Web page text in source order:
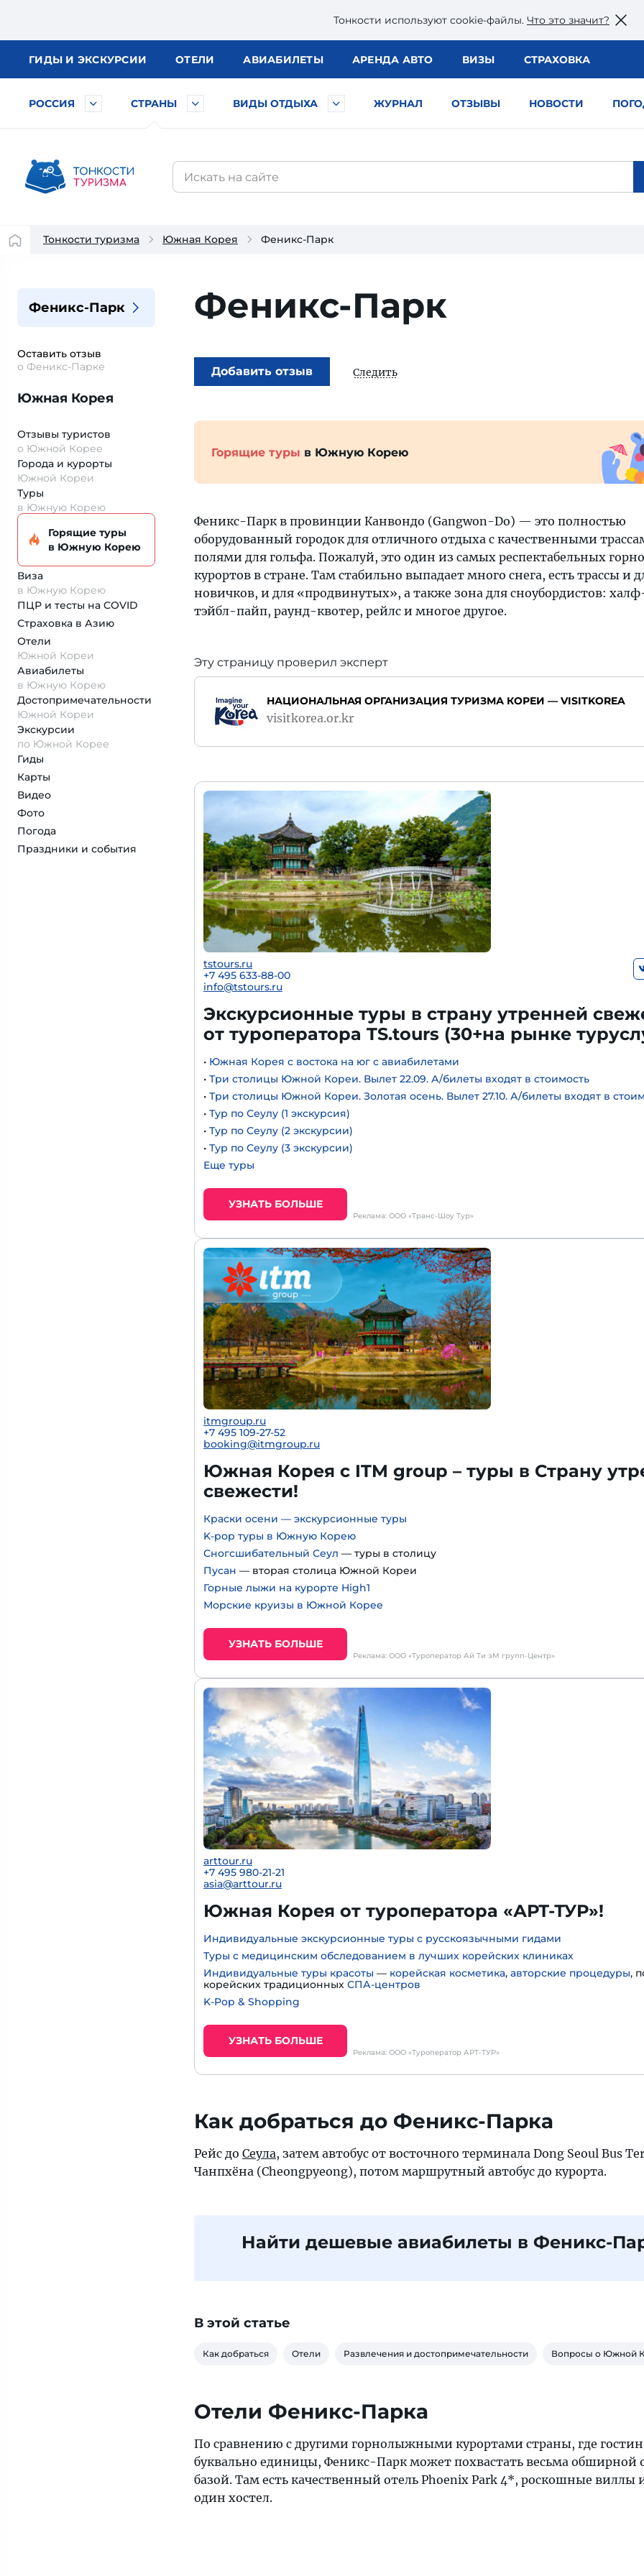
Тонкости используют сookie-файлы. Что это значит?
ГИДЫ И ЭКСКУРСИИ ОТЕЛИ АВИАБИЛЕТЫ АРЕНДА АВТО ВИЗЫ СТРАХОВКА
РОССИЯ СТРАНЫ ВИДЫ ОТДЫХА ЖУРНАЛ ОТЗЫВЫ НОВОСТИ
Тонкости туризма Южная Корея Феникс-Парк
Феникс-Парк
Оставить отзыв
о Феникс-Парке
Южная Корея
Отзывы туристов
о Южной Корее
Города и курорты
Южной Кореи
Туры
в Южную Корею
Горящие туры
в Южную Корею
Виза
в Южную Корею
ПЦР и тесты на COVID
Страховка в Азию
Отели
Южной Кореи
Авиабилеты
в Южную Корею
Достопримеча­тельности
Южной Кореи
Экскурсии
по Южной Корее
Гиды
Карты
Видео
Фото
Погода
Праздники и события
Феникс-Парк
Добавить отзыв Следить
Горящие туры в Южную Корею
Феникс-Парк в провинции Канвондо (Gangwon-Do) — это полностью
оборудованный городок для отличного отдыха с качественными
полями для гольфа. Пожалуй, это один из самых респектабельных
курортов в стране. Там стабильно выпадает много снега, есть трассы и
новичков, и для «продвинутых», а также зона для сноубордистов:
тэйбл-пайп, раунд-квотер, рейлс и многое другое.
Эту страницу проверил эксперт
НАЦИОНАЛЬНАЯ ОРГАНИЗАЦИЯ ТУРИЗМА КОРЕИ — VISITKOREA
visitkorea.or.kr
tstours.ru
+7 495 633-88-00
info@tstours.ru
Экскурсионные туры в страну утренней
от туроператора TS.tours (30+на рынке
• Южная Корея с востока на юг с авиабилетами
• Три столицы Южной Кореи. Вылет 22.09. А/билеты входят в стоимость
• Три столицы Южной Кореи. Золотая осень. Вылет 27.10. А/билеты входят в
• Тур по Сеулу (1 экскурсия)
• Тур по Сеулу (2 экскурсии)
• Тур по Сеулу (3 экскурсии)
Еще туры
УЗНАТЬ БОЛЬШЕ
Реклама: ООО «Транс-Шоу Тур»
itmgroup.ru
+7 495 109-27-52
booking@itmgroup.ru
Южная Корея с ITM group – туры в Страну
свежести!
Краски осени — экскурсионные туры
K-pop туры в Южную Корею
Сногсшибательный Сеул — туры в столицу
Пусан — вторая столица Южной Кореи
Горные лыжи на курорте High1
Морские круизы в Южной Корее
УЗНАТЬ БОЛЬШЕ
Реклама: ООО «Туроператор Ай Ти эМ групп-Центр»
arttour.ru
+7 495 980-21-21
asia@arttour.ru
Южная Корея от туроператора «АРТ-ТУР»!
Индивидуальные экскурсионные туры с русскоязычными гидами
Туры с медицинским обследованием в лучших корейских клиниках
Индивидуальные туры красоты — корейская косметика, авторские процедуры,
корейских традиционных СПА-центров
K-Pop & Shopping
УЗНАТЬ БОЛЬШЕ
Реклама: ООО «Туроператор АРТ-ТУР»
Как добраться до Феникс-Парка
Рейс до Сеула, затем автобус от восточного терминала Dong Seoul Bus
Чанпхёна (Cheongpyeong), потом маршрутный автобус до курорта.
Найти дешевые авиабилеты в Феникс-
В этой статье
Как добраться Отели Развлечения и достопримечательности Вопросы о Южной
Отели Феникс-Парка
По сравнению с другими горнолыжными курортами страны, где
буквально единицы, Феникс-Парк может похвастать весьма обширной
базой. Там есть качественный отель Phoenix Park 4*, роскошные виллы
один хостел.